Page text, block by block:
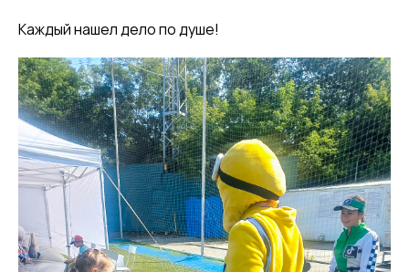
Каждый нашел дело по душе!